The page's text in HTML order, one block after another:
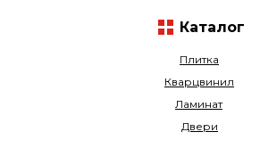
Плитка
Кварцвинил
Ламинат
Двери
Каталог